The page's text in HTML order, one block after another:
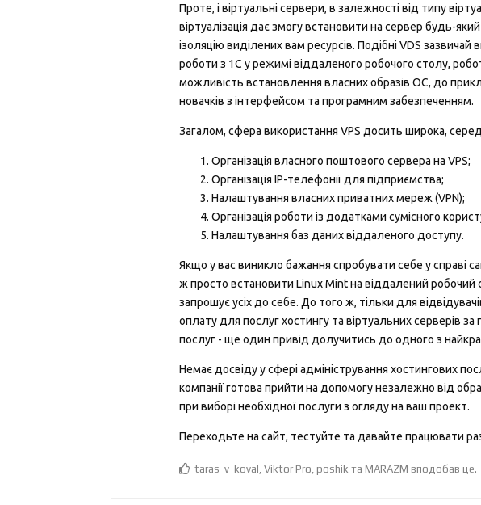
Проте, і віртуальні сервери, в залежності від типу
віртуалізація дає змогу встановити на сервер будь-
ізоляцію виділених вам ресурсів. Подібні VDS зазвичай
роботи з 1С у режимі віддаленого робочого столу,
можливість встановлення власних образів ОС, до
новачків з інтерфейсом та програмним забезпеченням.
Загалом, сфера використання VPS досить широка,
Організація власного поштового сервера на VPS;
Організація ІР-телефонії для підприємства;
Налаштування власних приватних мереж (VPN);
Організація роботи із додатками сумісного
Налаштування баз даних віддаленого доступу.
Якщо у вас виникло бажання спробувати себе у справі
ж просто встановити Linux Mint на віддалений робочий
запрошує усіх до себе. До того ж, тільки для
оплату для послуг хостингу та віртуальних серверів
послуг - ще один привід долучитись до одного з
Немає досвіду у сфері адміністрування хостингових
компанії готова прийти на допомогу незалежно від
при виборі необхідної послуги з огляду на ваш проект.
Переходьте на сайт, тестуйте та давайте працювати
taras-v-koval Viktor Pro poshik та MARAZM вподобав це.